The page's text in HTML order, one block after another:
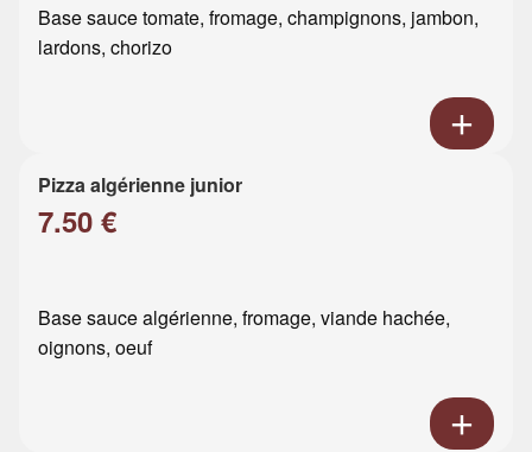
Base sauce tomate, fromage, champignons, jambon,
lardons, chorizo
Pizza algérienne junior
7.50 €
Base sauce algérienne, fromage, viande hachée,
oignons, oeuf